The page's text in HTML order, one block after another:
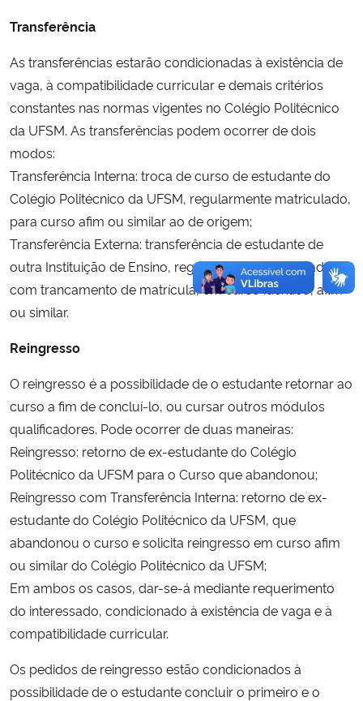
Planalto
Transferência
As transferências estarão condicionadas à existência de
vaga, à compatibilidade curricular e demais critérios
constantes nas normas vigentes no Colégio Politécnico
da UFSM. As transferências podem ocorrer de dois
modos:
Transferência Interna: troca de curso de estudante do
Colégio Politécnico da UFSM, regularmente matriculado,
para curso afim ou similar ao de origem;
Transferência Externa: transferência de estudante de
outra Instituição de Ensino, regularmente matriculado ou
com trancamento de matrícula, em curso idêntico, afim
ou similar.
Reingresso
O reingresso é a possibilidade de o estudante retornar ao
curso a fim de concluí-lo, ou cursar outros módulos
qualificadores. Pode ocorrer de duas maneiras:
Reingresso: retorno de ex-estudante do Colégio
Politécnico da UFSM para o Curso que abandonou;
Reingresso com Transferência Interna: retorno de ex-
estudante do Colégio Politécnico da UFSM, que
abandonou o curso e solicita reingresso em curso afim
ou similar do Colégio Politécnico da UFSM;
Em ambos os casos, dar-se-á mediante requerimento
do interessado, condicionado à existência de vaga e à
compatibilidade curricular.
Os pedidos de reingresso estão condicionados à
possibilidade de o estudante concluir o primeiro e o